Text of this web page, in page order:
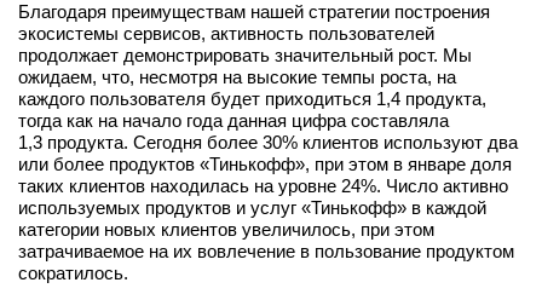
Благодаря преимуществам нашей стратегии построения
экосистемы сервисов, активность пользователей
продолжает демонстрировать значительный рост. Мы
ожидаем, что, несмотря на высокие темпы роста, на
каждого пользователя будет приходиться 1,4 продукта,
тогда как на начало года данная цифра составляла
1,3 продукта. Сегодня более 30% клиентов используют два
или более продуктов «Тинькофф», при этом в январе доля
таких клиентов находилась на уровне 24%. Число активно
используемых продуктов и услуг «Тинькофф» в каждой
категории новых клиентов увеличилось, при этом
затрачиваемое на их вовлечение в пользование продуктом
сократилось.